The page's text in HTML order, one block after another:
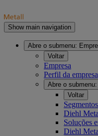
Show main navigation
Abre o submenu:
Voltar
Empresa
Perfil da empresa
Abre o submenu:
Voltar
Diehl
Soluções
Diehl